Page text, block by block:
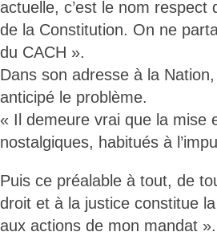
actuelle, c’est le nom respect
de la Constitution. On ne
du CACH ».
Dans son adresse à la
anticipé le problème.
« Il demeure vrai que la mise
nostalgiques, habitués à
Puis ce préalable à tout, de
droit et à la justice constitue
aux actions de mon mandat ».